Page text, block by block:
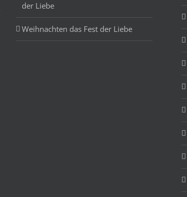
der Liebe
Weihnachten das Fest der Liebe